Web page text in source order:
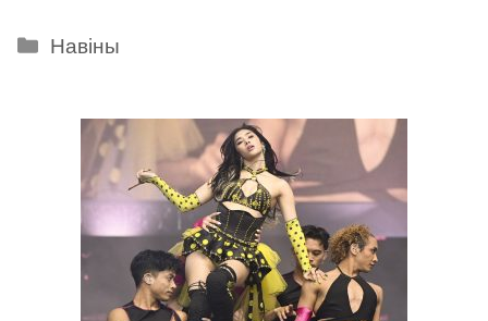
Categories
Навіны